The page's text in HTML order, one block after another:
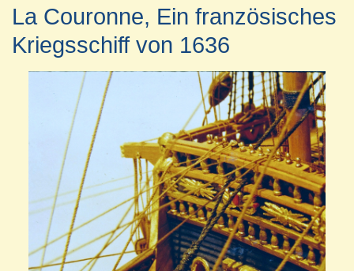
La Couronne, Ein französisches
Kriegsschiff von 1636